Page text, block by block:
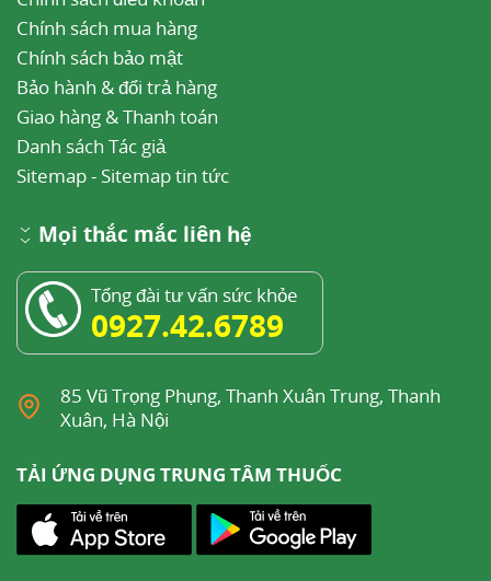
Chính sách mua hàng
Chính sách bảo mật
Bảo hành & đổi trả hàng
Giao hàng & Thanh toán
Danh sách Tác giả
Sitemap- Sitemap tin tức
Mọi thắc mắc liên hệ
Tổng đài tư vấn sức khỏe
0927.42.6789
85 Vũ Trọng Phụng, Thanh Xuân Trung, Thanh
Xuân, Hà Nội
TẢI ỨNG DỤNG TRUNG TÂM THUỐC